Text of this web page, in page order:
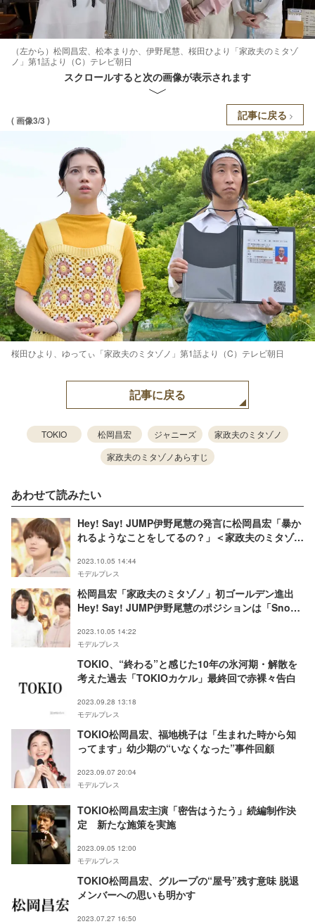
（左から）松岡昌宏、松本まりか、伊野尾慧、桜田ひより「家政夫のミタゾ
ノ」第1話より（C）テレビ朝日
スクロールすると次の画像が表示されます
( 画像3/3 ) 記事に戻る
桜田ひより、ゆってぃ「家政夫のミタゾノ」第1話より（C）テレビ朝日
記事に戻る
TOKIO 松岡昌宏 ジャニーズ
家政夫のミタゾノ
家政夫のミタゾノあらすじ
あわせて読みたい
Hey! Say! JUMP伊野尾慧の発言に松岡昌宏「暴か
れるようなことをしてるの？」＜家政夫のミタゾノ
2023.10.05 14:44
モデルプレス
松岡昌宏「家政夫のミタゾノ」初ゴールデン進出
Hey! Say! JUMP伊野尾慧のポジションは「Snow
2023.10.05 14:22
モデルプレス
TOKIO、“終わる”と感じた10年の氷河期・解散を
考えた過去「TOKIOカケル」最終回で赤裸々告白
2023.09.28 13:18
モデルプレス
TOKIO松岡昌宏、福地桃子は「生まれた時から知
ってます」幼少期の“いなくなった”事件回顧
2023.09.07 20:04
モデルプレス
TOKIO松岡昌宏主演「密告はうたう」続編制作決
定 新たな施策を実施
2023.09.05 12:00
モデルプレス
TOKIO松岡昌宏、グループの“屋号”残す意味 脱退
メンバーへの思いも明かす
2023.07.27 16:50